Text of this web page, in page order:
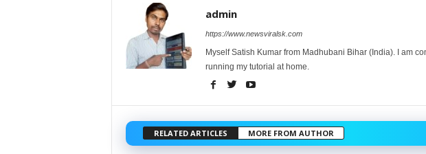
admin
https://www.newsviralsk.com
Myself Satish Kumar from Madhubani Bihar (India). I am
running my tutorial at home.
RELATED ARTICLES MORE FROM AUTHOR